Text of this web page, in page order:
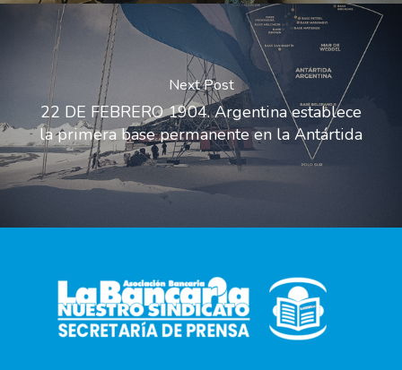
Next Post
22 DE FEBRERO 1904. Argentina establece
la primera base permanente en la Antártida